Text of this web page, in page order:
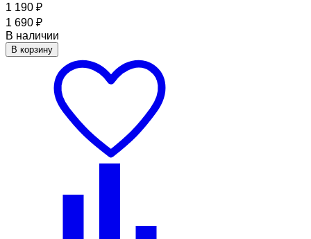
1 190 ₽
1 690 ₽
В наличии
В корзину